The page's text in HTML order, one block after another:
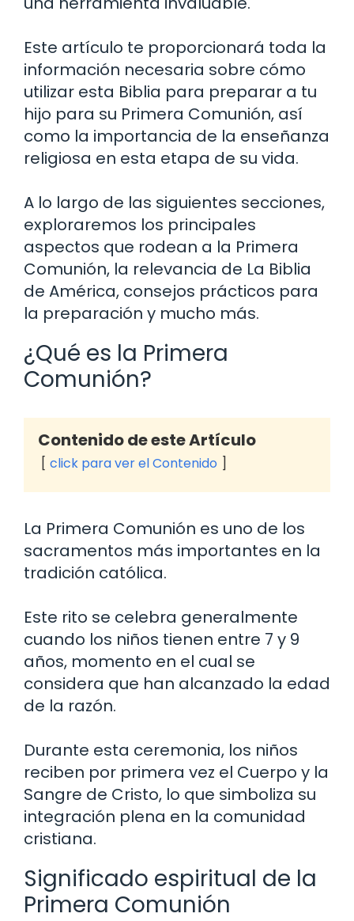
Este artículo te proporcionará toda la
información necesaria sobre cómo
utilizar esta Biblia para preparar a tu
hijo para su Primera Comunión, así
como la importancia de la enseñanza
religiosa en esta etapa de su vida.
A lo largo de las siguientes secciones,
exploraremos los principales
aspectos que rodean a la Primera
Comunión, la relevancia de La Biblia
de América, consejos prácticos para
la preparación y mucho más.
¿Qué es la Primera
Comunión?
Contenido de este Artículo
click para ver el Contenido
La Primera Comunión es uno de los
sacramentos más importantes en la
tradición católica.
Este rito se celebra generalmente
cuando los niños tienen entre 7 y 9
años, momento en el cual se
considera que han alcanzado la edad
de la razón.
Durante esta ceremonia, los niños
reciben por primera vez el Cuerpo y la
Sangre de Cristo, lo que simboliza su
integración plena en la comunidad
cristiana.
Significado espiritual de la
Primera Comunión